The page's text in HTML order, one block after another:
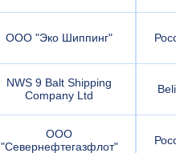
ООО "Эко Шиппинг"
NWS 9 Balt Shipping
Company Ltd
ООО
"Севернефтегазфлот"